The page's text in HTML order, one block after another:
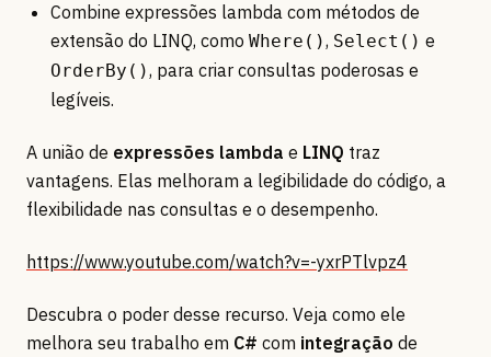
Combine expressões lambda com métodos de
extensão do LINQ, como Where(), Select() e
OrderBy(), para criar consultas poderosas e
legíveis.
A união de expressões lambda e LINQ traz
vantagens. Elas melhoram a legibilidade do código, a
flexibilidade nas consultas e o desempenho.
https://www.youtube.com/watch?v=-yxrPTlvpz4
Descubra o poder desse recurso. Veja como ele
melhora seu trabalho em C# com integração de